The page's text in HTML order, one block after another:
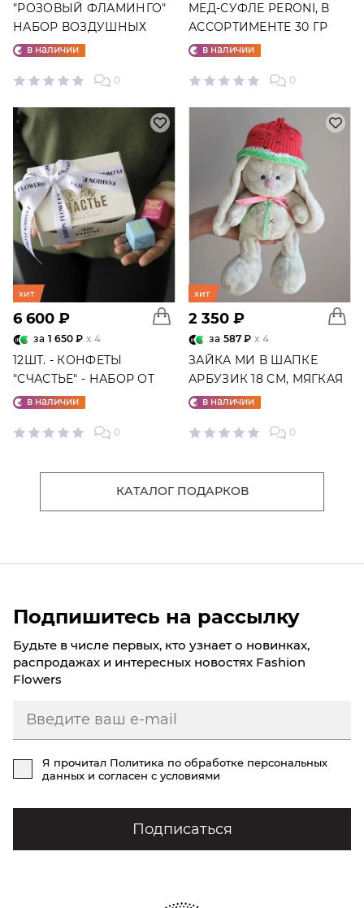
"РОЗОВЫЙ ФЛАМИНГО"
НАБОР ВОЗДУШНЫХ
ШАРОВ №25
в наличии
0
МЕД-СУФЛЕ PERONI, В
АССОРТИМЕНТЕ 30 ГР
в наличии
0
хит
6 600 ₽
за 1 650 ₽ x 4
12ШТ. - КОНФЕТЫ
"СЧАСТЬЕ" - НАБОР ОТ
"ФАБРИКИ СЧАСТЬЕ"
в наличии
0
хит
2 350 ₽
за 587 ₽ x 4
ЗАЙКА МИ В ШАПКЕ
АРБУЗИК 18 СМ, МЯГКАЯ
ИГРУШКА
в наличии
0
КАТАЛОГ ПОДАРКОВ
Подпишитесь на рассылку
Будьте в числе первых, кто узнает о новинках,
распродажах и интересных новостях Fashion
Flowers
Я прочитал Политика по обработке персональных
данных и согласен с условиями
Подписаться